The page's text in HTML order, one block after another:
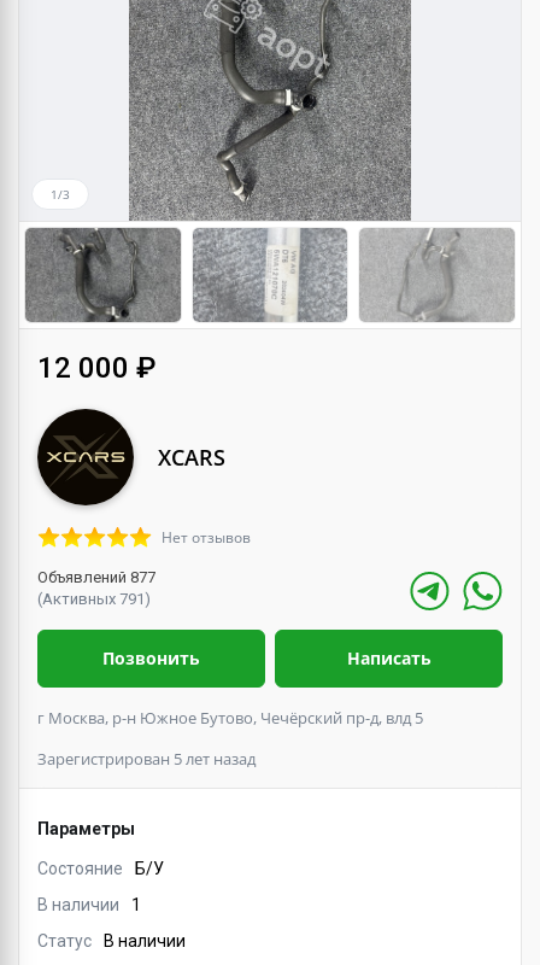
1/3
12 000 ₽
XCARS
Нет отзывов
Объявлений 877
(Активных 791)
Позвонить Написать
г Москва, р-н Южное Бутово, Чечёрский пр-д, влд 5
Зарегистрирован 5 лет назад
Параметры
Состояние
Б/У
В наличии
1
Статус
В наличии